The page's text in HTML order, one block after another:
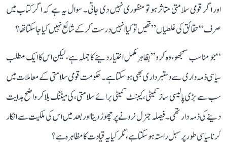
اور اگر قومی سلامتی متاثر ہو تو منظوری نہیں دی جاتی۔ سوال یہ ہے کہ اگر کتاب میں
صرف “حقائق کی غلطیاں” تھیں تو کیا انہیں درست کر کے شائع نہیں کیا جا سکتا تھا؟
“جو مناسب سمجھو، وہ کرو” بظاہر مکمل اختیار دینے کا جملہ ہے، لیکن اس کا ایک مطلب
سیاسی ذمہ داری سے دستبرداری بھی ہو سکتا ہے۔ حکومت قومی سلامتی کے معاملات میں
سب سے بڑی پالیسی ساز کمیٹی، کیبنٹ کمیٹی برائے سلامتی، کی میٹنگ بلا کر واضح ہدایت
دینے کی ذمہ دار تھی۔ فیصلہ جنرل نرونے پر چھوڑ دینا اور بعد میں اس کی ملکیت سے انکار
کرنا سیاسی طور پر سہل راستہ ہو سکتا ہے، مگر کیا یہ قیادت کا مظاہرہ ہے؟